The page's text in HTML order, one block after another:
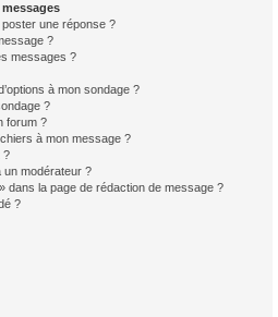
une réponse ?
?
messages ?
à mon sondage ?
?
forum ?
à mon message ?
?
modérateur ?
dans la page de rédaction de message ?
?